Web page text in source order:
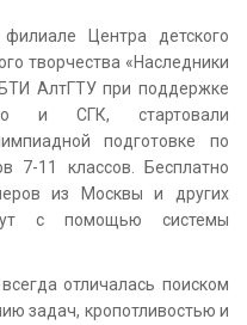
Центра детского
творчества «Наследники
АлтГТУ при поддержке
и СГК, стартовали
подготовке по
7-11 классов. Бесплатно
из Москвы и других
с помощью системы
отличалась поиском
задач, кропотливостью и